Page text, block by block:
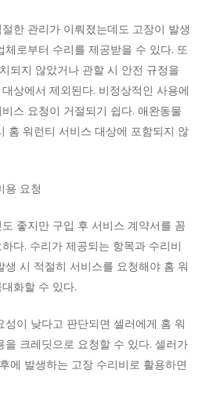
한 관리가 이뤄졌는데도 고장이 발생
체로부터 수리를 제공받을 수 있다. 또
되지 않았거나 관할 시 안전 규정을
상에서 제외된다. 비정상적인 사용에
스 요청이 거절되기 쉽다. 애완동물
홈 워런티 서비스 대상에 포함되지 않
용 요청
좋지만 구입 후 서비스 계약서를 꼼
다. 수리가 제공되는 항목과 수리비
생 시 적절히 서비스를 요청해야 홈 워
화할 수 있다.
성이 낮다고 판단되면 셀러에게 홈 워
을 크레딧으로 요청할 수 있다. 셀러가
에 발생하는 고장 수리비로 활용하면